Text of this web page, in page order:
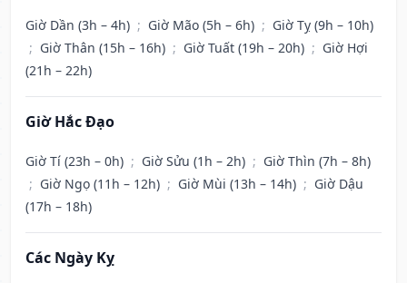
Giờ Dần (3h – 4h) ; Giờ Mão (5h – 6h) ; Giờ Tỵ (9h – 10h)
; Giờ Thân (15h – 16h) ; Giờ Tuất (19h – 20h) ; Giờ Hợi
(21h – 22h)
Giờ Hắc Đạo
Giờ Tí (23h – 0h) ; Giờ Sửu (1h – 2h) ; Giờ Thìn (7h – 8h)
; Giờ Ngọ (11h – 12h) ; Giờ Mùi (13h – 14h) ; Giờ Dậu
(17h – 18h)
Các Ngày Kỵ